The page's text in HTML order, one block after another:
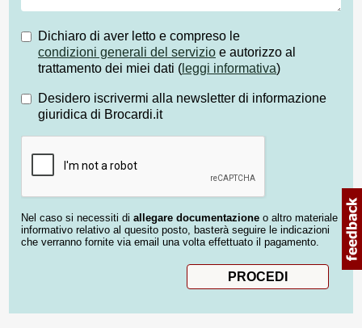
Dichiaro di aver letto e compreso le
condizioni generali del servizio e autorizzo al
trattamento dei miei dati ( leggi informativa)
Desidero iscrivermi alla newsletter di informazione
giuridica di Brocardi.it
Nel caso si necessiti di allegare documentazione o altro materiale
informativo relativo al quesito posto, basterà seguire le indicazioni
che verranno fornite via email una volta effettuato il pagamento.